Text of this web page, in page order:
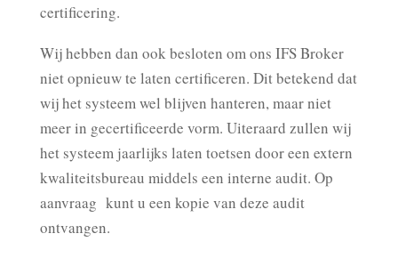
certificering.
Wij hebben dan ook besloten om ons IFS Broker
niet opnieuw te laten certificeren. Dit betekend dat
wij het systeem wel blijven hanteren, maar niet
meer in gecertificeerde vorm. Uiteraard zullen wij
het systeem jaarlijks laten toetsen door een extern
kwaliteitsbureau middels een interne audit. Op
aanvraag kunt u een kopie van deze audit
ontvangen.